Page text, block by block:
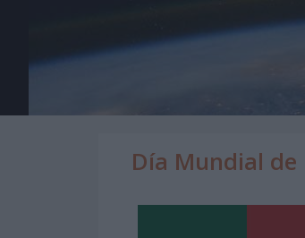
Día Mundial de